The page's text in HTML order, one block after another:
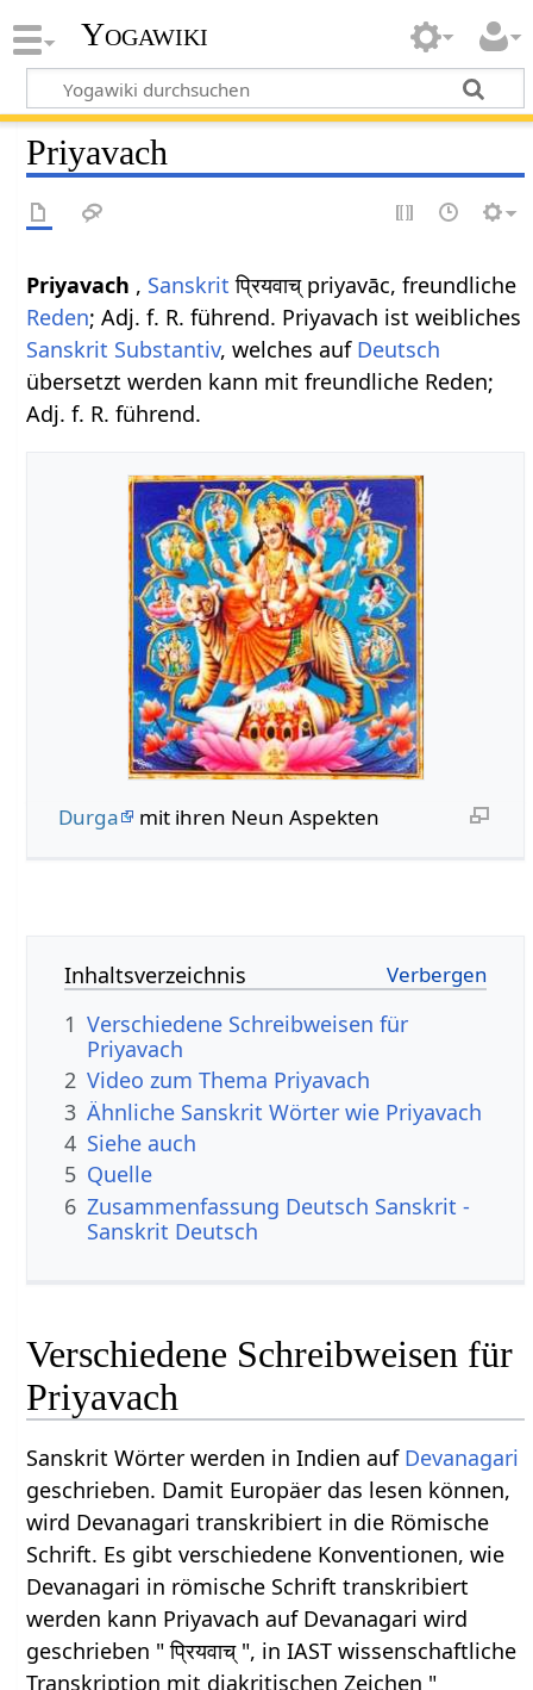
Yogawiki
Priyavach
Priyavach , Sanskrit प्रियवाच् priyavāc, freundliche
Reden; Adj. f. R. führend. Priyavach ist weibliches
Sanskrit Substantiv, welches auf Deutsch
übersetzt werden kann mit freundliche Reden;
Adj. f. R. führend.
Durga mit ihren Neun Aspekten
Inhaltsverzeichnis
1 Verschiedene Schreibweisen für
Priyavach
2 Video zum Thema Priyavach
3 Ähnliche Sanskrit Wörter wie Priyavach
4 Siehe auch
5 Quelle
6 Zusammenfassung Deutsch Sanskrit -
Sanskrit Deutsch
Verschiedene Schreibweisen für
Priyavach
Sanskrit Wörter werden in Indien auf Devanagari
geschrieben. Damit Europäer das lesen können,
wird Devanagari transkribiert in die Römische
Schrift. Es gibt verschiedene Konventionen, wie
Devanagari in römische Schrift transkribiert
werden kann Priyavach auf Devanagari wird
geschrieben " प्रियवाच् ", in IAST wissenschaftliche
Transkription mit diakritischen Zeichen "